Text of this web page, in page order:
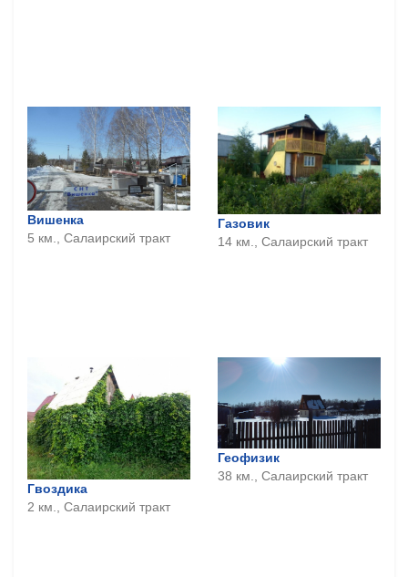
Вишенка
5 км., Салаирский тракт
Газовик
14 км., Салаирский тракт
Гвоздика
2 км., Салаирский тракт
Геофизик
38 км., Салаирский тракт